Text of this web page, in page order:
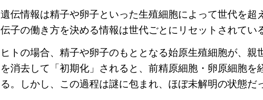
遺伝情報は精子や卵子といった生殖細胞によって世代を超
伝子の働き方を決める情報は世代ごとにリセットされてい
ヒトの場合、精子や卵子のもととなる始原生殖細胞が、親
を消去して「初期化」されると、前精原細胞・卵原細胞を
る。しかし、この過程は謎に包まれ、ほぼ未解明の状態だ